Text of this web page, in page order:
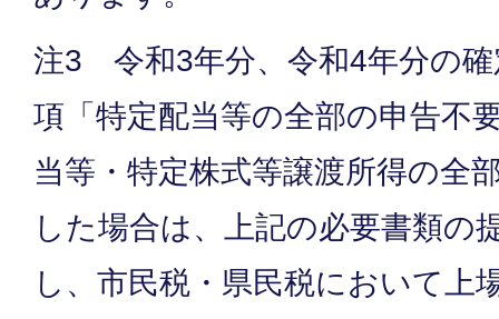
注3 令和3年分、令和4年分の確
項「特定配当等の全部の申告不
当等・特定株式等譲渡所得の全
した場合は、上記の必要書類の
し、市民税・県民税において上